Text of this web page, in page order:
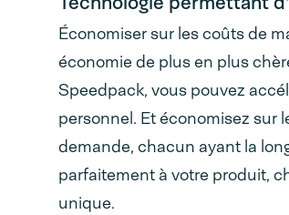
Économiser sur les coûts de
économie de plus en plus
Speedpack, vous pouvez
personnel. Et économisez sur
demande, chacun ayant la
parfaitement à votre produit,
unique.